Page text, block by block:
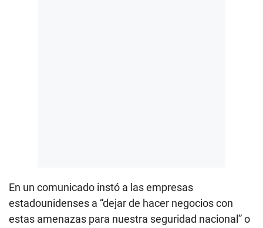
En un comunicado instó a las empresas
estadounidenses a “dejar de hacer negocios con
estas amenazas para nuestra seguridad nacional” o